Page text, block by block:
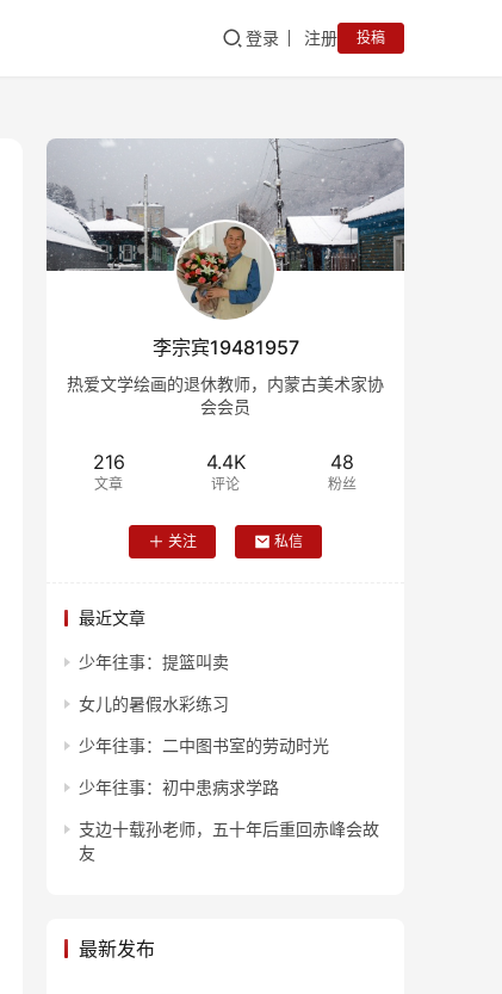
登录 注册 投稿
李宗宾19481957
热爱文学绘画的退休教师，内蒙古美术家协
会会员
216
文章
4.4K
评论
48
粉丝
关注 私信
最近文章
少年往事：提篮叫卖
女儿的暑假水彩练习
少年往事：二中图书室的劳动时光
少年往事：初中患病求学路
支边十载孙老师，五十年后重回赤峰会故
友
最新发布